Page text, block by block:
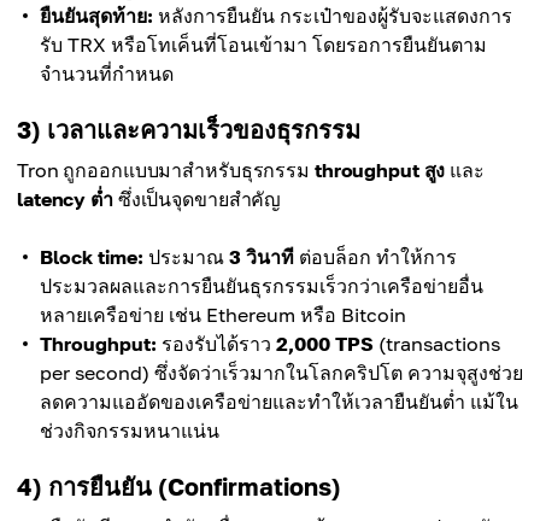
ยืนยันสุดท้าย: หลังการยืนยัน กระเป๋าของผู้รับจะแสดงการ
รับ TRX หรือโทเค็นที่โอนเข้ามา โดยรอการยืนยันตาม
จำนวนที่กำหนด
3) เวลาและความเร็วของธุรกรรม
Tron ถูกออกแบบมาสำหรับธุรกรรม throughput สูง และ
latency ต่ำซึ่งเป็นจุดขายสำคัญ
Block time: ประมาณ 3 วินาที ต่อบล็อก ทำให้การ
ประมวลผลและการยืนยันธุรกรรมเร็วกว่าเครือข่ายอื่น
หลายเครือข่าย เช่น Ethereum หรือ Bitcoin
Throughput: รองรับได้ราว 2,000 TPS (transactions
per second) ซึ่งจัดว่าเร็วมากในโลกคริปโต ความจุสูงช่วย
ลดความแออัดของเครือข่ายและทำให้เวลายืนยันต่ำ แม้ใน
ช่วงกิจกรรมหนาแน่น
4) การยืนยัน (Confirmations)